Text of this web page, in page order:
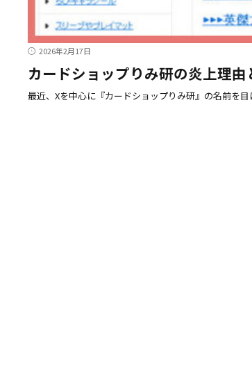
2026年2月17日
カードショップりみ研の炎上理
最近、Xを中心に『カードショップりみ研』の名前を